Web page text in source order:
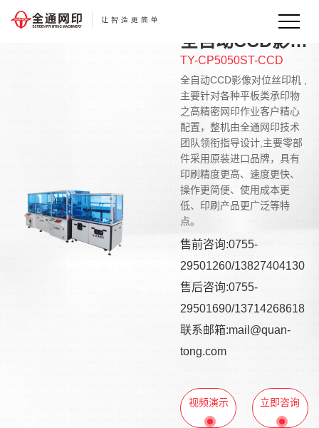
全自动CCD影像对位丝印机
TY-CP5050ST-CCD
全自动CCD影像对位丝印机 ,
主要针对各种平板类承印物
之高精密网印作业客户精心
配置，整机由全通网印技术
团队领衔指导设计,主要零部
件采用原装进口品牌，具有
印刷精度更高、速度更快、
操作更简便、使用成本更
低、印刷产品更广泛等特
点。
售前咨询:0755-
29501260/13827404130
售后咨询:0755-
29501690/13714268618
联系邮箱:mail@quan-
tong.com
视频演示 立即咨询